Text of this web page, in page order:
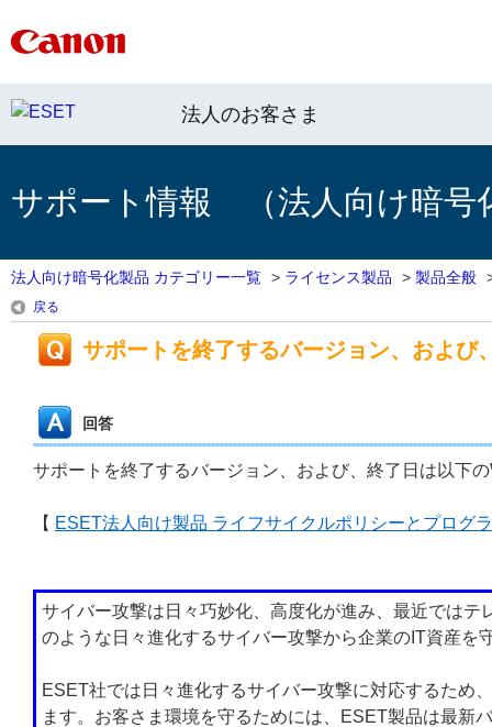
法人のお客さま
サポート情報 （法人向け暗号
法人向け暗号化製品 カテゴリー一覧 > ライセンス製品 > 製品全般
戻る
サポートを終了するバージョン、および
回答
サポートを終了するバージョン、および、終了日は以下
【 ESET法人向け製品 ライフサイクルポリシーとプログ
サイバー攻撃は日々巧妙化、高度化が進み、最近では
のような日々進化するサイバー攻撃から企業のIT資産
ESET社では日々進化するサイバー攻撃に対応するため
ます。お客さま環境を守るためには、ESET製品は最新